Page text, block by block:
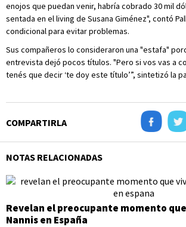
enojos que puedan venir, habría cobrado 30 mil
sentada en el living de Susana Giménez", contó
condicional para evitar problemas.
Sus compañeros lo consideraron una "estafa"
entrevista dejó pocos títulos. "Pero si vos vas a
tenés que decir ‘te doy este título’”, sintetizó la
COMPARTIRLA
NOTAS RELACIONADAS
Revelan el preocupante momento
Nannis en España